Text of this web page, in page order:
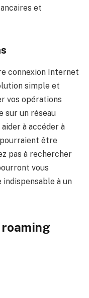
et
connexion Internet
simple et
vos opérations
sur un réseau
à accéder à
être
pas à rechercher
vous
à un
roaming